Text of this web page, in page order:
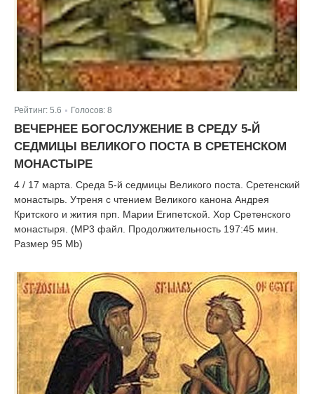
Рейтинг: 5.6 Голосов: 8
ВЕЧЕРНЕЕ БОГОСЛУЖЕНИЕ В СРЕДУ 5-Й
СЕДМИЦЫ ВЕЛИКОГО ПОСТА В СРЕТЕНСКОМ
МОНАСТЫРЕ
4 / 17 марта. Среда 5-й седмицы Великого поста. Сретенский
монастырь. Утреня с чтением Великого канона Андрея
Критского и жития прп. Марии Египетской. Хор Сретенского
монастыря. (MP3 файл. Продолжительность 197:45 мин.
Размер 95 Mb)